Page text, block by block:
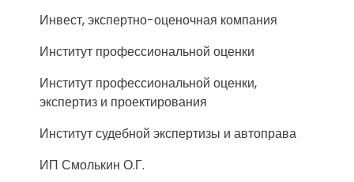
Инвест, экспертно-оценочная компания
Институт профессиональной оценки
Институт профессиональной оценки,
экспертиз и проектирования
Институт судебной экспертизы и автоправа
ИП Смолькин О.Г.